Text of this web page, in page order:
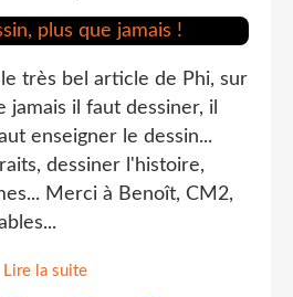
très bel article de Phi, sur
jamais il faut dessiner, il
enseigner le dessin...
dessiner l'histoire,
Merci à Benoît, CM2,
Lire la suite